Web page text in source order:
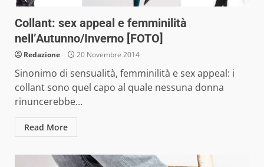
Collant: sex appeal e femminilità
nell’Autunno/Inverno [FOTO]
Redazione 20 Novembre 2014
Sinonimo di sensualità, femminilità e sex appeal: i
collant sono quel capo al quale nessuna donna
rinuncerebbe...
Read More